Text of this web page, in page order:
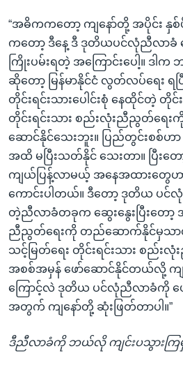
“အဓိကကတော့ ကျနော်တို့ အပိုင်း နှစ်ပို
ကတော့ ဒီနေ့ ဒီ ဒုတိယပင်လုံညီလာခံ
ကြိုးပမ်းရတဲ့ အကြောင်းပေါ့။ ဒါ
ဆိုတော့ မြန်မာနိုင်ငံ လွတ်လပ်ရေး
တိုင်းရင်းသားပေါင်းစုံ နေထိုင်တဲ့ တိုင်
တိုင်းရင်းသား စည်းလုံးညီညွတ်ရ
ဆောင်နိုင်သေးဘူး။ ပြည်တွင်းစစ်ဟ
အထိ မပြီးသတ်နိုင် သေးတာ။ ပြီးတ
ကျယ်ပြန့်လာမယ့် အနေအထားတွေဟ
ကောင်းပါတယ်။ ဒီတော့ ဒုတိယ ပင်
တဲ့ညီလာခံတခုက ဆွေးနွေးပြီးတော့
ညီညွတ်ရေးကို တည်ဆောက်နိုင်မှသာလ
သင့်မြတ်ရေး တိုင်းရင်းသား စည်
အစစ်အမှန် ဖော်ဆောင်နိုင်တယ်လို့ က
ကြောင့်လဲ ဒုတိယ ပင်လုံညီလာခံကို ဖေ
အတွက် ကျနော်တို့ ဆုံးဖြတ်တာပါ။”
ဒီညီလာခံကို ဘယ်လို ကျင်းပသွားကြမှ